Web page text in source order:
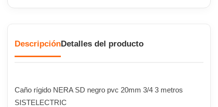
DescripciónDetalles del producto
Caño rígido NERA SD negro pvc 20mm 3/4 3 metros
SISTELECTRIC